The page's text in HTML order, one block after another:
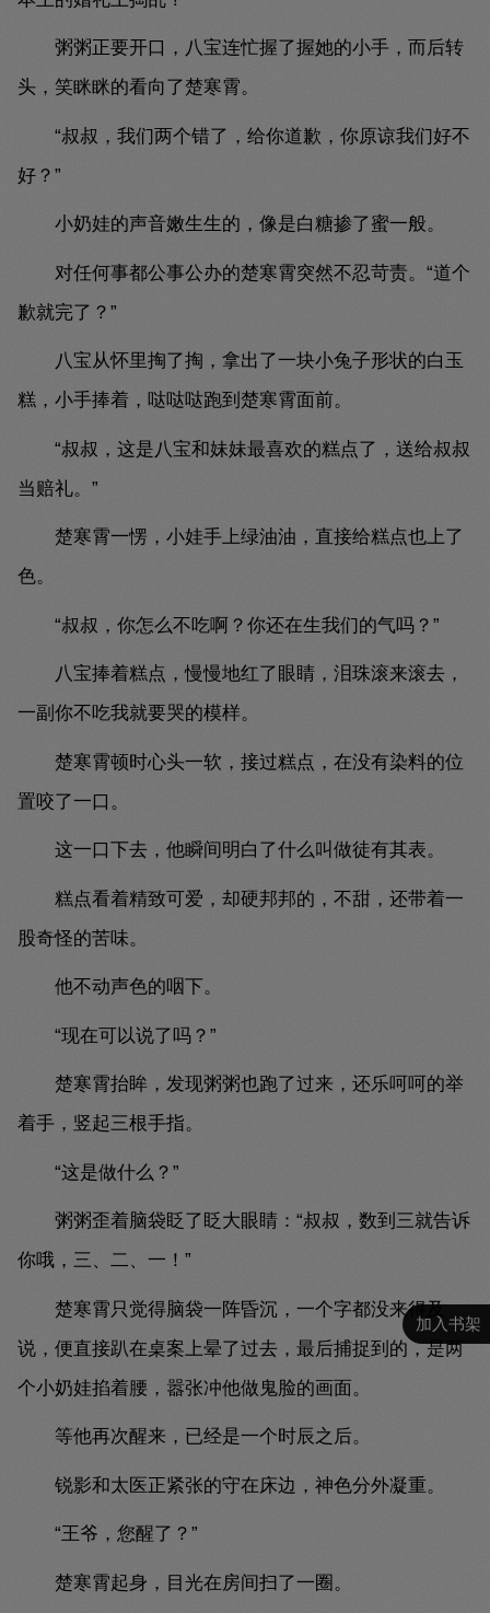
加入书架
粥粥正要开口，八宝连忙握了握她的小手，而后转
头，笑眯眯的看向了楚寒霄。
“叔叔，我们两个错了，给你道歉，你原谅我们好不
好？”
小奶娃的声音嫩生生的，像是白糖掺了蜜一般。
对任何事都公事公办的楚寒霄突然不忍苛责。“道个
歉就完了？”
八宝从怀里掏了掏，拿出了一块小兔子形状的白玉
糕，小手捧着，哒哒哒跑到楚寒霄面前。
“叔叔，这是八宝和妹妹最喜欢的糕点了，送给叔叔
当赔礼。”
楚寒霄一愣，小娃手上绿油油，直接给糕点也上了
色。
“叔叔，你怎么不吃啊？你还在生我们的气吗？”
八宝捧着糕点，慢慢地红了眼睛，泪珠滚来滚去，
一副你不吃我就要哭的模样。
楚寒霄顿时心头一软，接过糕点，在没有染料的位
置咬了一口。
这一口下去，他瞬间明白了什么叫做徒有其表。
糕点看着精致可爱，却硬邦邦的，不甜，还带着一
股奇怪的苦味。
他不动声色的咽下。
“现在可以说了吗？”
楚寒霄抬眸，发现粥粥也跑了过来，还乐呵呵的举
着手，竖起三根手指。
“这是做什么？”
粥粥歪着脑袋眨了眨大眼睛：“叔叔，数到三就告诉
你哦，三、二、一！”
楚寒霄只觉得脑袋一阵昏沉，一个字都没来得及
说，便直接趴在桌案上晕了过去，最后捕捉到的，是两
个小奶娃掐着腰，嚣张冲他做鬼脸的画面。
等他再次醒来，已经是一个时辰之后。
锐影和太医正紧张的守在床边，神色分外凝重。
“王爷，您醒了？”
楚寒霄起身，目光在房间扫了一圈。